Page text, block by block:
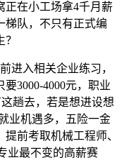
正在小工场拿4千月薪
梯队，不只有正式编
入相关企业练习，
3000-4000元，职业
趟去，若是想进设想
业机遇多，五险一金
前考取机械工程师、
业最不变的高薪赛